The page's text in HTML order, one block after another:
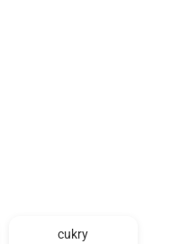
cukry